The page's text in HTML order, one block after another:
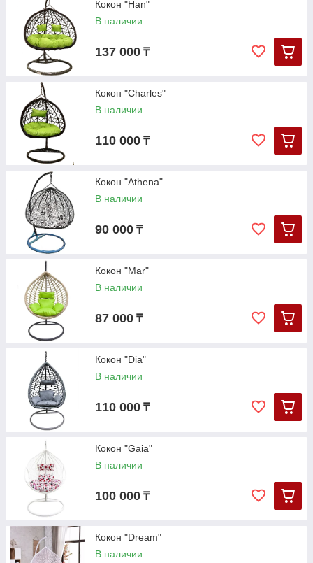
Кокон "Han"
В наличии
137 000 ₸
Кокон "Charles"
В наличии
110 000 ₸
Кокон "Athena"
В наличии
90 000 ₸
Кокон "Mar"
В наличии
87 000 ₸
Кокон "Dia"
В наличии
110 000 ₸
Кокон "Gaia"
В наличии
100 000 ₸
Кокон "Dream"
В наличии